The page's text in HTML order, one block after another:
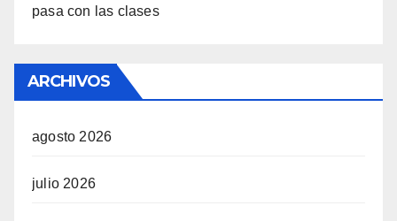
pasa con las clases
ARCHIVOS
agosto 2026
julio 2026